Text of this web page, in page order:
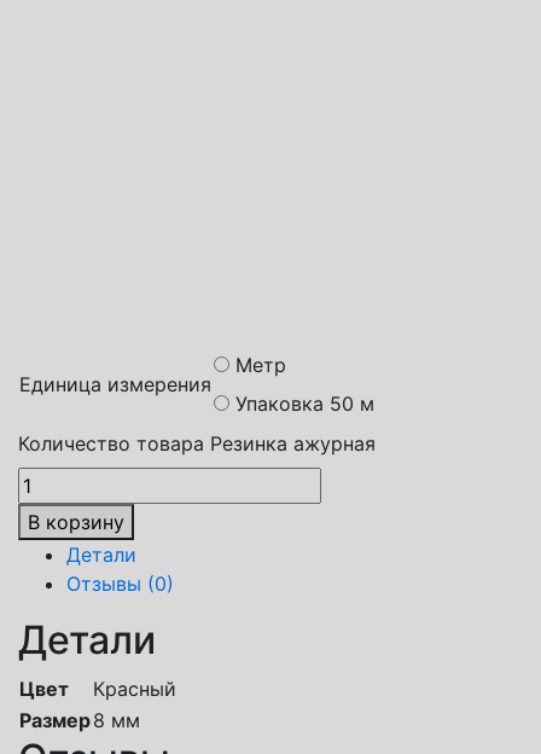
Единица измерения
Метр
Упаковка 50 м
Количество товара Резинка ажурная
В корзину
Детали
Отзывы (0)
Детали
Цвет
Красный
Размер8 мм